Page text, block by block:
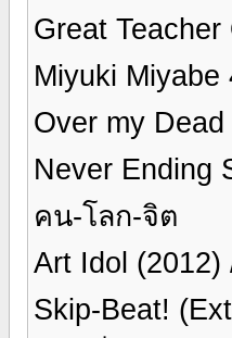
Great
Miyuki
Over my
Never Ending
คน-โลก-จิต
Art Idol
Skip-Beat!